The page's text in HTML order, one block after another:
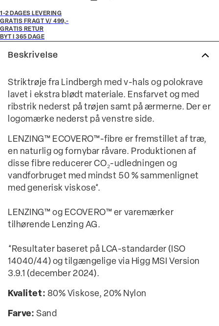
1-2 DAGES LEVERING
GRATIS FRAGT V/ 499,-
GRATIS RETUR
BYT I 365 DAGE
Beskrivelse
Striktrøje fra Lindbergh med v-hals og polokrave
lavet i ekstra blødt materiale. Ensfarvet og med
ribstrik nederst på trøjen samt på ærmerne. Der er
logomærke nederst på venstre side.
LENZING™ ECOVERO™-fibre er fremstillet af træ,
en naturlig og fornybar råvare. Produktionen af
disse fibre reducerer CO₂-udledningen og
vandforbruget med mindst 50 % sammenlignet
med generisk viskose*.
LENZING™ og ECOVERO™ er varemærker
tilhørende Lenzing AG.
*Resultater baseret på LCA-standarder (ISO
14040/44) og tilgængelige via Higg MSI Version
3.9.1 (december 2024).
Kvalitet: 80% Viskose, 20% Nylon
Farve: Sand